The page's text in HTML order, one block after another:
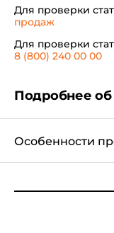
Для проверки
продаж
Для проверки
8 (800) 240 00 00
Подробнее об
Особенности
используемой
включенной